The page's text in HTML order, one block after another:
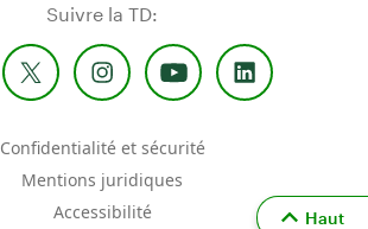
Suivre la TD:
Confidentialité et sécurité
Mentions juridiques
Accessibilité
Haut